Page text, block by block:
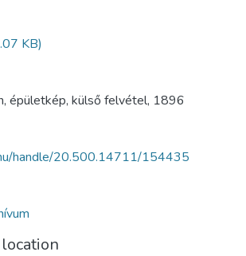
KB)
, épületkép, külső felvétel, 1896
handle/20.500.14711/154435